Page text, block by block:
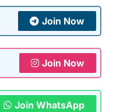
Join Now
Join Now
Join WhatsApp